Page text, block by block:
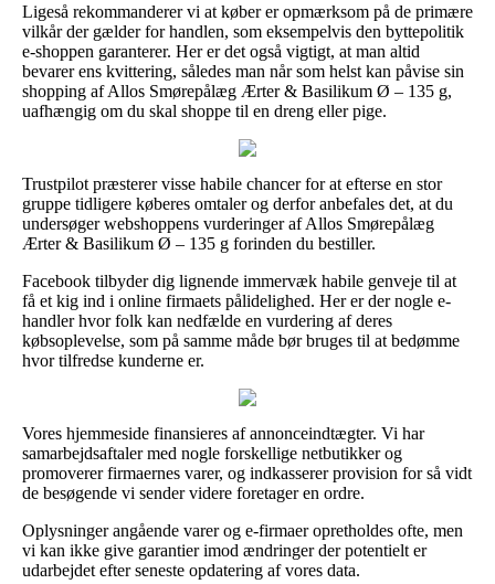
Ligeså rekommanderer vi at køber er opmærksom på de primære
vilkår der gælder for handlen, som eksempelvis den byttepolitik
e-shoppen garanterer. Her er det også vigtigt, at man altid
bevarer ens kvittering, således man når som helst kan påvise sin
shopping af Allos Smørepålæg Ærter & Basilikum Ø – 135 g,
uafhængig om du skal shoppe til en dreng eller pige.
Trustpilot præsterer visse habile chancer for at efterse en stor
gruppe tidligere køberes omtaler og derfor anbefales det, at du
undersøger webshoppens vurderinger af Allos Smørepålæg
Ærter & Basilikum Ø – 135 g forinden du bestiller.
Facebook tilbyder dig lignende immervæk habile genveje til at
få et kig ind i online firmaets pålidelighed. Her er der nogle e-
handler hvor folk kan nedfælde en vurdering af deres
købsoplevelse, som på samme måde bør bruges til at bedømme
hvor tilfredse kunderne er.
Vores hjemmeside finansieres af annonceindtægter. Vi har
samarbejdsaftaler med nogle forskellige netbutikker og
promoverer firmaernes varer, og indkasserer provision for så vidt
de besøgende vi sender videre foretager en ordre.
Oplysninger angående varer og e-firmaer opretholdes ofte, men
vi kan ikke give garantier imod ændringer der potentielt er
udarbejdet efter seneste opdatering af vores data.